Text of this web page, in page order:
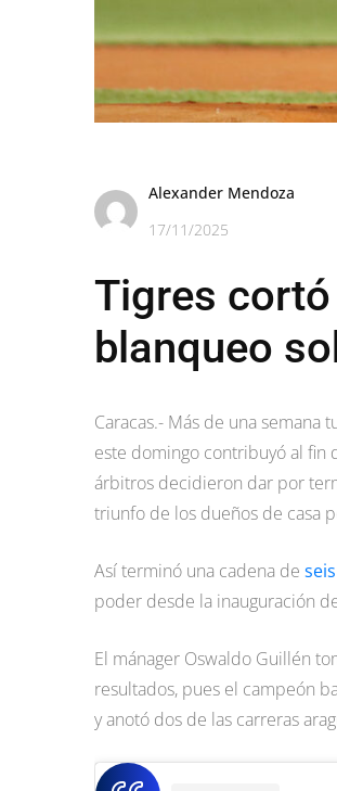
Alexander Mendoza
17/11/2025
Tigres
blanqueo
Caracas.- Más de una
este domingo contribuyó al fin
árbitros decidieron dar por
triunfo de los dueños de casa
Así terminó una cadena de
poder desde la inauguración
El mánager Oswaldo Guillén
resultados, pues el campeón
y anotó dos de las carreras